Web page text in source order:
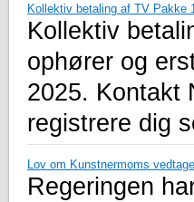
Kollektiv betaling af TV Pakke
Kollektiv
ophører og
2025. Kontakt
registrere dig
Lov om Kunstnermoms
Regeringen